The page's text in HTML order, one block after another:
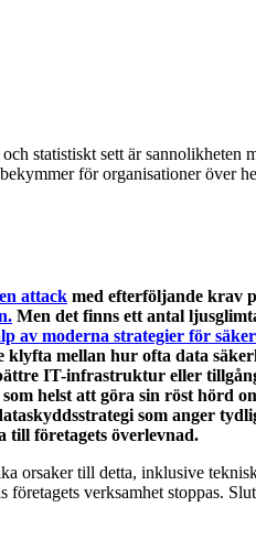
statistiskt sett är sannolikheten
bekymmer för organisationer över
attack med efterföljande krav
Men det finns ett antal
av moderna strategier för
mellan hur ofta data
IT-infrastruktur eller
helst att göra sin röst hörd
som anger
till företagets överlevnad.
orsaker till detta, inklusive
verksamhet stoppas.